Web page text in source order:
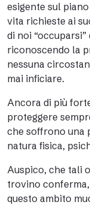
esigente sul
vita richieste ai
di noi
riconoscendo la
nessuna
mai inficiare.
Ancora di più
proteggere
che soffrono una
natura fisica,
Auspico, che tali
trovino
questo ambito